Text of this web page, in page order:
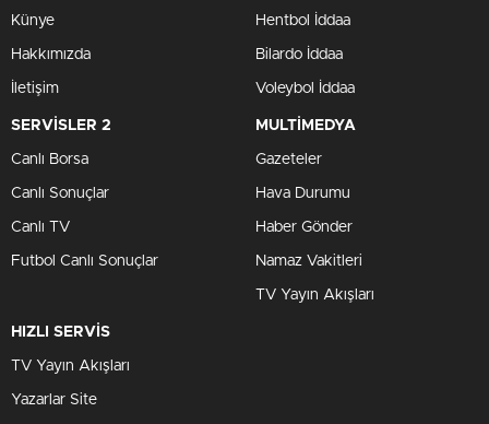
Künye
Hakkımızda
İletişim
Hentbol İddaa
Bilardo İddaa
Voleybol İddaa
SERVİSLER 2
Canlı Borsa
Canlı Sonuçlar
Canlı TV
Futbol Canlı Sonuçlar
MULTİMEDYA
Gazeteler
Hava Durumu
Haber Gönder
Namaz Vakitleri
TV Yayın Akışları
HIZLI SERVİS
TV Yayın Akışları
Yazarlar Site